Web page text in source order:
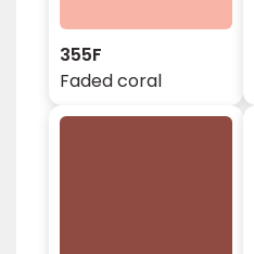
355F
Faded coral